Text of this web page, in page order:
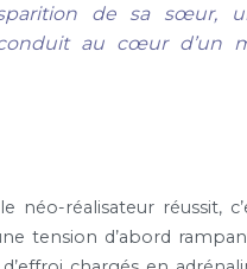
de sa sœur,
au cœur d’un
néo-réalisateur réussit,
tension d’abord